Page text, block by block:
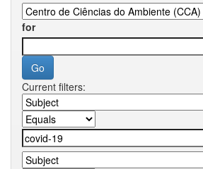
for
Current filters: